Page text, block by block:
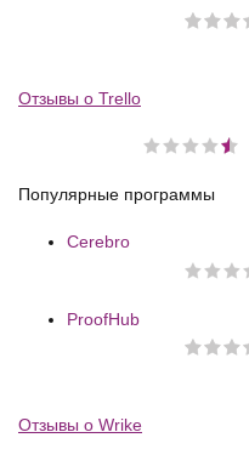
Отзывы о Trello
Популярные программы
Cerebro
ProofHub
Отзывы о Wrike